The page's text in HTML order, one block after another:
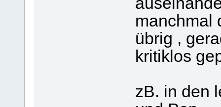
manchmal
übrig ,
kritiklos
zB. in den